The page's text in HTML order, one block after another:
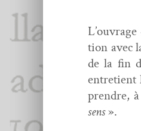
tion avec
de la fin
entre­tient
pren­dre,
sens».